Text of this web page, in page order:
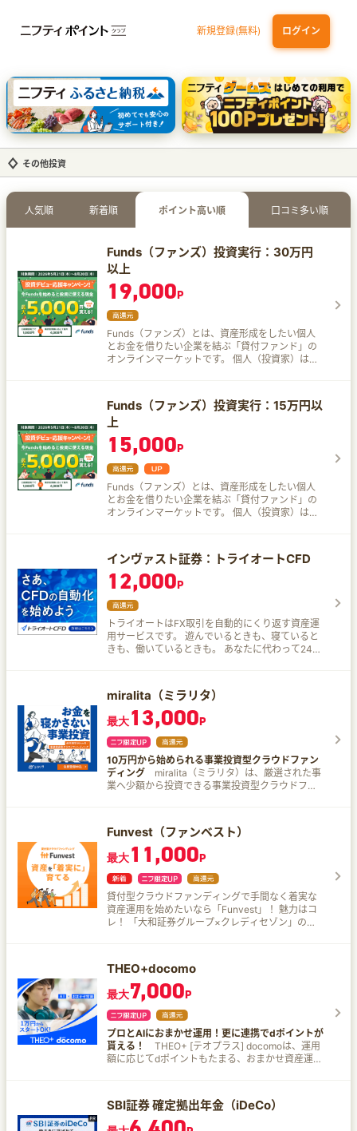
新規登録(無料) ログイン
dカード GOLD 三井住友カード ゴールド（NL）（家族カード発行）
【実質初月無料】DMM | Disney+(ディズニープラス) セットプラン
SBI証券 確定拠出年金（iDeCo）
その他投資
人気順 新着順 ポイント高い順 口コミ多い順
Funds（ファンズ）投資実行：30万円
以上
19,000P
Funds（ファンズ）とは、資産形成をしたい個人
とお金を借りたい企業を結ぶ「貸付ファンド」の
オンラインマーケットです。 個人（投資家）は貸
用することができます。 Fundsに参加する企業
（以下、参加企業）はFundsを運営するファンズ
株式会社の審査を通過した企業のみで構成されて
おり、ファンドの予定利回りは約1.0%〜3.0%*2
と、コツコツと資産を形成することが期待できま
す。 また、一度投資を行えば、基本的にはファン
ドの満期が訪れるまで待つだけで良いので、「忙
しいので相場に振り回されたくない！」といった
ニーズにも応えられます。 既に資産運用を行って
いる方には「ポートフォリオにおける守り用資
利用いただきたい資産運用サービスです。 注記1:
投資家が直接貸し付けるのではなく、投資資金が
貸付で運用されます。 注記2: 年率・税引前 注記3:
Fundsは1円から投資いただけます。ただし、お客
様への分配は円単位で行われ、1円未満の分配金は
切り捨てられます。したがって、お客様の投資さ
れた出資金が僅少の場合、利回りが得られない可
能性があります。
Funds（ファンズ）投資実行：15万円以
上
15,000P
Funds（ファンズ）とは、資産形成をしたい個人
とお金を借りたい企業を結ぶ「貸付ファンド」の
オンラインマーケットです。 個人（投資家）は貸
用することができます。 Fundsに参加する企業
（以下、参加企業）はFundsを運営するファンズ
株式会社の審査を通過した企業のみで構成されて
おり、ファンドの予定利回りは約1.0%〜3.0%*2
と、コツコツと資産を形成することが期待できま
す。 また、一度投資を行えば、基本的にはファン
ドの満期が訪れるまで待つだけで良いので、「忙
しいので相場に振り回されたくない！」といった
ニーズにも応えられます。 既に資産運用を行って
安定的に取り組める資産運用の第一歩」としてご
利用いただきたい資産運用サービスです。 注記1:
投資家が直接貸し付けるのではなく、投資資金が
貸付で運用されます。 注記2: 年率・税引前 注記3:
Fundsは1円から投資いただけます。ただし、お客
様への分配は円単位で行われ、1円未満の分配金は
切り捨てられます。したがって、お客様の投資さ
れた出資金が僅少の場合、利回りが得られない可
能性があります。
インヴァスト証券：トライオートCFD
12,000P
トライオートはFX取引を自動的にくり返す資産運
用サービスです。 遊んでいるときも、寝ていると
きも、働いているときも。 あなたに代わって24時
miralita（ミラリタ）
最大13,000P
10万円から始められる事業投資型クラウドファン
ディング miralita（ミラリタ）は、厳選された事
業へ少額から投資できる事業投資型クラウドファ
お申込みいただけます。 資産運用の第一歩として
はもちろん、株式や不動産とは異なる分散投資先
としてもご活用いただけます。
Funvest（ファンベスト）
最大11,000P
貸付型クラウドファンディングで手間なく着実な
資産運用を始めたいなら「Funvest」！ 魅力はコ
レ！ 「大和証券グループ×クレディセゾン」のグ
式会社が行いますので、投資家の皆様には運用の
手間がありません。 《着実に》増やすための鍵
は、10万円から始める「分散投資」 1つのファン
ドに集中させず、10万円単位で複数のファンドに
分けることでリスクを平準化。安定した資産の基
盤を作ることができます。 ※Funvestのファンド
は、元本・収益が保証されたものではありませ
ん。Funvestはリスクのある投資商品です。
THEO+docomo
最大7,000P
プロとAIにおまかせ運用！更に連携でdポイントが
貰える！
THEO+ [テオプラス] docomoは、運用
額に応じてdポイントもたまる、おまかせ資産運用
SBI証券 確定拠出年金（iDeCo）